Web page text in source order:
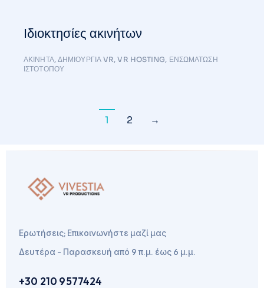
Ιδιοκτησίες ακινήτων
ΑΚΊΝΗΤΑ, ΔΗΜΙΟΥΡΓΊΑ VR,VR HOSTING, ΕΝΣΩΜΆΤΩΣΗ
ΙΣΤΌΤΟΠΟΥ
1 2 →
Ερωτήσεις; Επικοινωνήστε μαζί μας
Δευτέρα - Παρασκευή από 9 π.μ. έως 6 μ.μ.
+30 210 9577424